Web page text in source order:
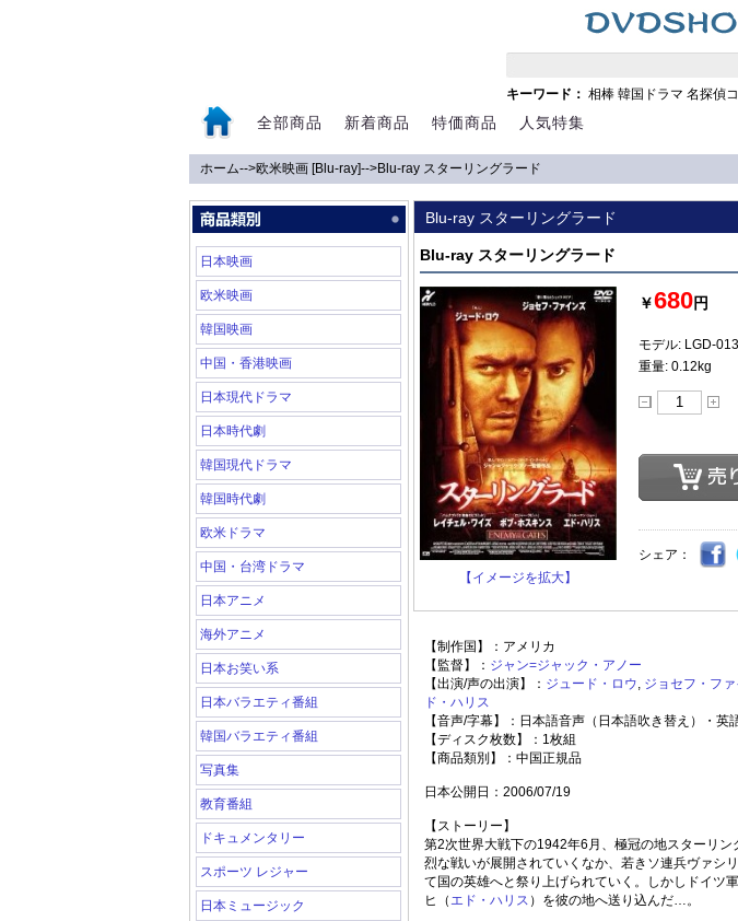
キーワード： 相棒 韓国ドラマ 名探偵
全部商品 新着商品 特価商品 人気特集
ホーム-->欧米映画 [Blu-ray]-->Blu-ray スターリングラード
日本映画
欧米映画
韓国映画
中国・香港映画
日本現代ドラマ
日本時代劇
韓国現代ドラマ
韓国時代劇
欧米ドラマ
中国・台湾ドラマ
日本アニメ
海外アニメ
日本お笑い系
日本バラエティ番組
韓国バラエティ番組
写真集
教育番組
ドキュメンタリー
スポーツ レジャー
日本ミュージック
Blu-ray スターリングラード
Blu-ray スターリングラード
【イメージを拡大】
￥680円
モデル: LGD-
重量: 0.12kg
シェア：
【制作国】：アメリカ
【監督】： ジャン=ジャック・アノー
【出演/声の出演】： ジュード・ロウ, ジョセフ・フ
ド・ハリス
【音声/字幕】：日本語音声（日本語吹き替え）・英
【ディスク枚数】：1枚組
【商品類別】：中国正規品
日本公開日：2006/07/19
【ストーリー】
第2次世界大戦下の1942年6月、極冠の地スターリ
烈な戦いが展開されていくなか、若きソ連兵ヴァシ
て国の英雄へと祭り上げられていく。しかしドイツ
ヒ（ エド・ハリス ）を彼の地へ送り込んだ…。
0